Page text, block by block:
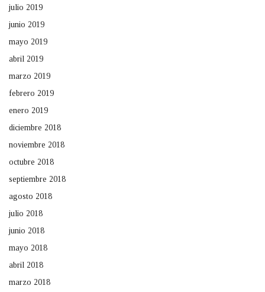
julio 2019
junio 2019
mayo 2019
abril 2019
marzo 2019
febrero 2019
enero 2019
diciembre 2018
noviembre 2018
octubre 2018
septiembre 2018
agosto 2018
julio 2018
junio 2018
mayo 2018
abril 2018
marzo 2018